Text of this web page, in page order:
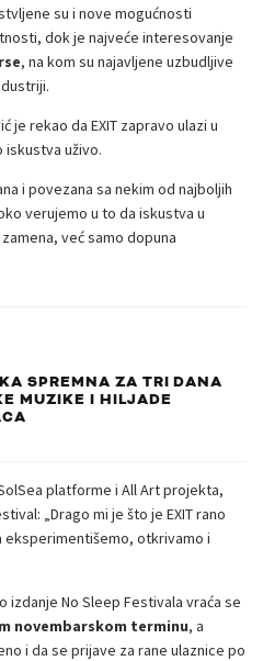
su i nove mogućnosti
dok je najveće interesovanje
, na kom su najavljene uzbudljive
je rekao da EXIT zapravo ulazi u
iskustva uživo.
i povezana sa nekim od najboljih
verujemo u to da iskustva u
već samo dopuna
SPREMNA ZA TRI DANA
MUZIKE I HILJADE
platforme i All Art projekta,
„Drago mi je što je EXIT rano
eksperimentišemo, otkrivamo i
izdanje No Sleep Festivala vraća se
novembarskom terminu, a
i da se prijave za rane ulaznice po